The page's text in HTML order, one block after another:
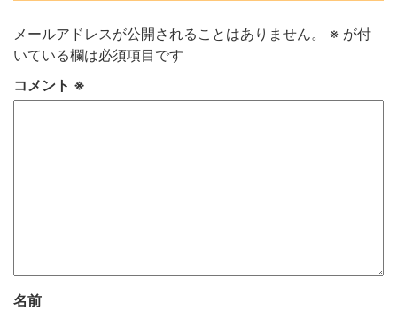
メールアドレスが公開されることはありません。 ※ が付
いている欄は必須項目です
コメント ※
名前